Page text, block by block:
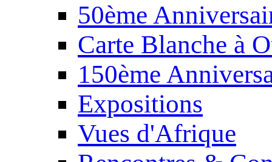
50ème
Carte Blanche à
150ème
Expositions
Vues d'Afrique